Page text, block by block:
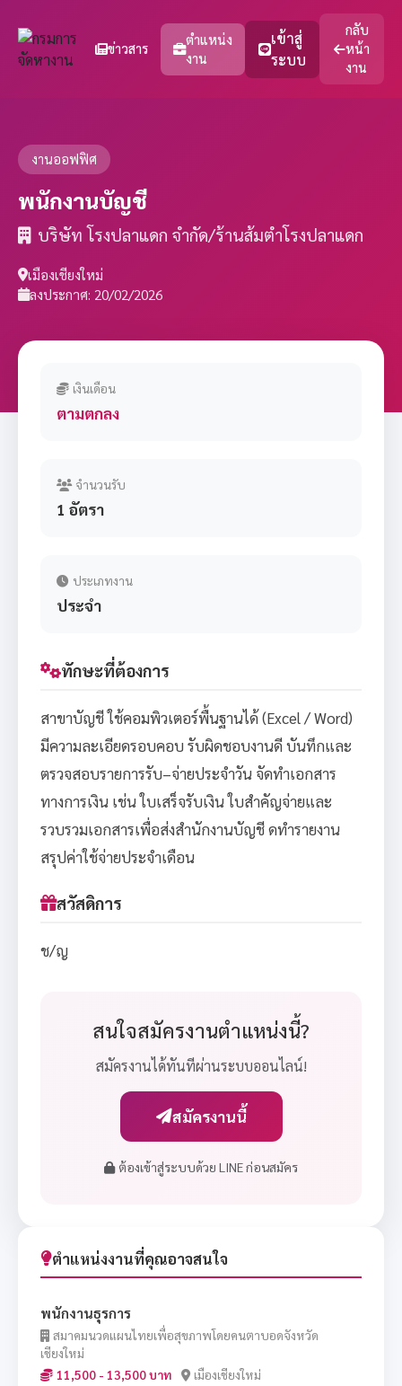
ข่าวสาร
ตำแหน่ง
งาน
เข้าสู่
ระบบ
กลับ
หน้า
งาน
งานออฟฟิศ
พนักงานบัญชี
บริษัท โรงปลาแดก จำกัด/ร้านส้มตำโรงปลาแดก
เมืองเชียงใหม่
ลงประกาศ: 20/02/2026
เงินเดือน
ตามตกลง
จำนวนรับ
1 อัตรา
ประเภทงาน
ประจำ
ทักษะที่ต้องการ
สาขาบัญชี ใช้คอมพิวเตอร์พื้นฐานได้ (Excel / Word)
มีความละเอียดรอบคอบ รับผิดชอบงานดี บันทึกและ
ตรวจสอบรายการรับ–จ่ายประจำวัน จัดทำเอกสาร
ทางการเงิน เช่น ใบเสร็จรับเงิน ใบสำคัญจ่ายและ
รวบรวมเอกสารเพื่อส่งสำนักงานบัญชี ดทำรายงาน
สรุปค่าใช้จ่ายประจำเดือน
สวัสดิการ
ช/ญ
สนใจสมัครงานตำแหน่งนี้?
สมัครงานได้ทันทีผ่านระบบออนไลน์!
สมัครงานนี้
ต้องเข้าสู่ระบบด้วย LINE ก่อนสมัคร
ตำแหน่งงานที่คุณอาจสนใจ
พนักงานธุรการ
สมาคมนวดแผนไทยเพื่อสุขภาพโดยคนตาบอดจังหวัด
เชียงใหม่
11,500 - 13,500 บาท
เมืองเชียงใหม่